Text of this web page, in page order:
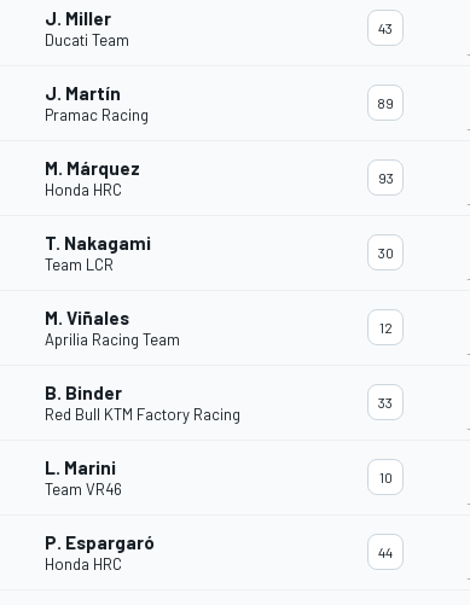
J. Miller
Ducati Team
43
J. Martín
Pramac Racing
89
M. Márquez
Honda HRC
93
T. Nakagami
Team LCR
30
M. Viñales
Aprilia Racing Team
12
B. Binder
Red Bull KTM Factory Racing
33
L. Marini
Team VR46
10
P. Espargaró
Honda HRC
44